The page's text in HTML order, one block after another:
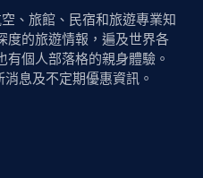
、旅館、民宿和旅遊專業知
度的旅遊情報，遍及世界各
個人部落格的親身體驗。
息及不定期優惠資訊。